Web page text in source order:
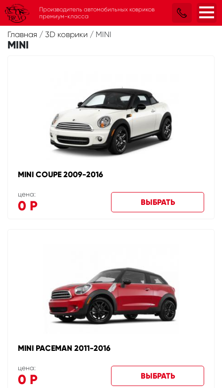
Главная / 3D коврики / MINI
MINI
MINI COUPE 2009-2016
цена:
0 Р ВЫБРАТЬ
MINI PACEMAN 2011-2016
цена:
0 Р ВЫБРАТЬ
Производитель автомобильных ковриков
премиум-класса